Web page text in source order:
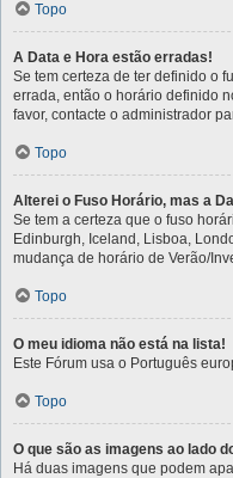
Topo
A Data e Hora estão erradas!
Se tem certeza de ter definido o
errada, então o horário definido
favor, contacte o administrador
Topo
Alterei o Fuso Horário, mas a
Se tem a certeza que o fuso
Edinburgh, Iceland, Lisboa,
mudança de horário de Verão/
Topo
O meu idioma não está na lista!
Este Fórum usa o Português
Topo
O que são as imagens ao lado
Há duas imagens que podem